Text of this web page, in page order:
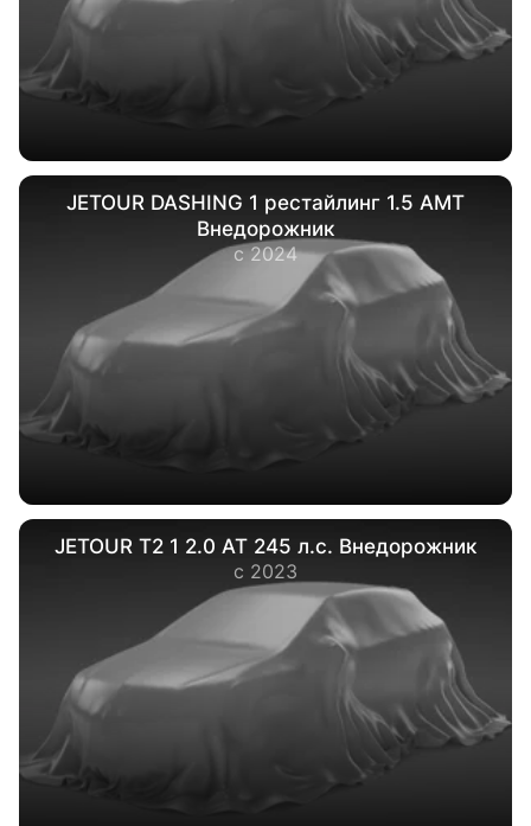
JETOUR DASHING 1 рестайлинг 1.5 AMT
Внедорожник
с 2024
JETOUR T2 1 2.0 AT 245 л.с. Внедорожник
с 2023